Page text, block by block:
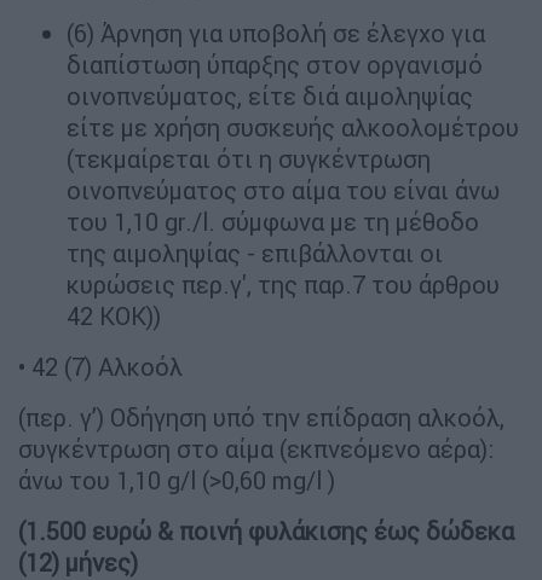
(6) Άρνηση για υποβολή σε έλεγχο για
διαπίστωση ύπαρξης στον οργανισμό
οινοπνεύματος, είτε διά αιμοληψίας
είτε με χρήση συσκευής αλκοολομέτρου
(τεκμαίρεται ότι η συγκέντρωση
οινοπνεύματος στο αίμα του είναι άνω
του 1,10 gr./l. σύμφωνα με τη μέθοδο
της αιμοληψίας - επιβάλλονται οι
κυρώσεις περ.γ', της παρ.7 του άρθρου
42 ΚΟΚ))
• 42 (7) Αλκοόλ
(περ. γ’) Οδήγηση υπό την επίδραση αλκοόλ,
συγκέντρωση στο αίμα (εκπνεόμενο αέρα):
άνω του 1,10 g/l (>0,60 mg/l )
(1.500 ευρώ & ποινή φυλάκισης έως δώδεκα
(12) μήνες)